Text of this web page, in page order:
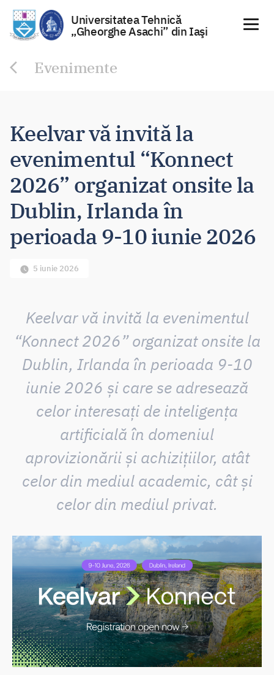
Universitatea Tehnică
„Gheorghe Asachi” din Iaşi
Evenimente
Keelvar vă invită la
evenimentul “Konnect
2026” organizat onsite la
Dublin, Irlanda în
perioada 9-10 iunie 2026
5 iunie 2026
Keelvar vă invită la evenimentul
“Konnect 2026” organizat onsite la
Dublin, Irlanda în perioada 9-10
iunie 2026 și care se adresează
celor interesați de inteligența
artificială în domeniul
aprovizionării și achizițiilor, atât
celor din mediul academic, cât și
celor din mediul privat.